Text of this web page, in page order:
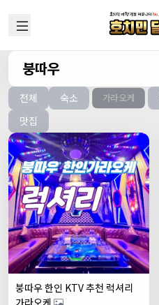
붕따우
전체 숙소 가라오케
맛집
붕따우 한인 KTV 추천 럭셔리
가라오케